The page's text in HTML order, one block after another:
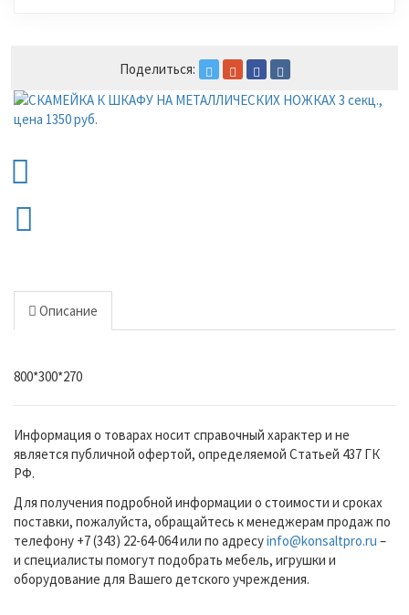
Поделиться:
Описание
800*300*270
Информация о товарах носит справочный характер и не
является публичной офертой, определяемой Статьей 437 ГК
РФ.
Для получения подробной информации о стоимости и сроках
поставки, пожалуйста, обращайтесь к менеджерам продаж по
телефону +7 (343) 22-64-064 или по адресуinfo@konsaltpro.ru –
и специалисты помогут подобрать мебель, игрушки и
оборудование для Вашего детского учреждения.